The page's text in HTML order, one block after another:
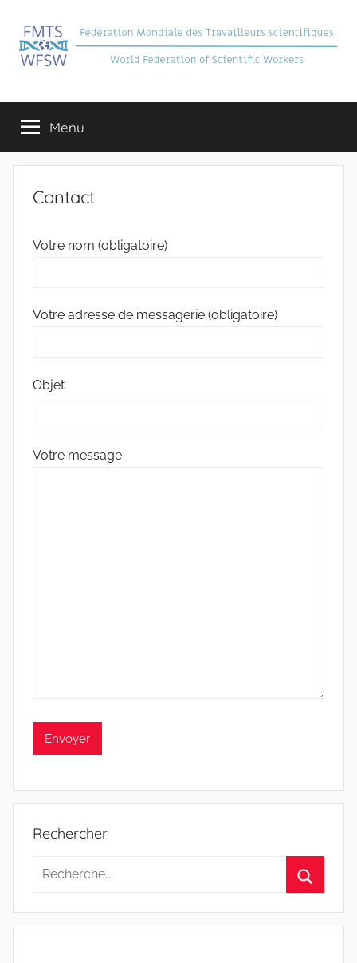
contenu
FMTS
des
Travailleurs
Scientifiques
Menu
Contact
Votre nom (obligatoire)
Votre adresse de messagerie (obligatoire)
Objet
Votre message
Rechercher
Recherche
: